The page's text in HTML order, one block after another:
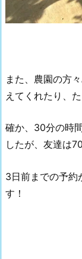
また、農園の方
えてくれたり、
確か、30分の時
したが、友達は
3日前までの予約
す！